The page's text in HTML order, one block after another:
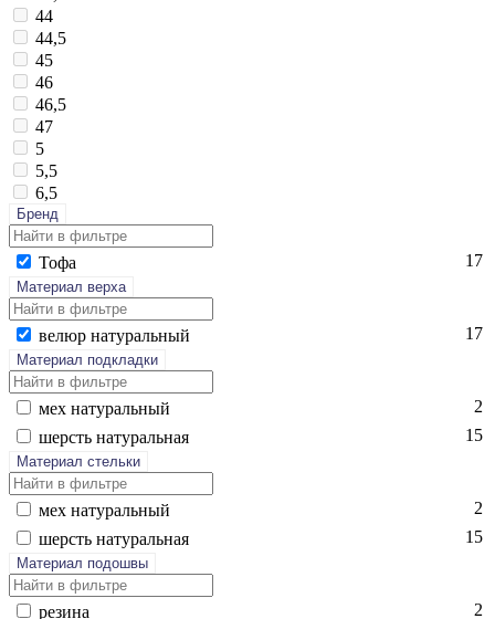
44
44,5
45
46
46,5
47
5
5,5
6,5
Бренд
То­фа 17
Материал верха
ве­люр на­тураль­ный 17
Материал подкладки
мех на­тураль­ный
2
шерсть на­тураль­ная
15
Материал стельки
мех на­тураль­ный
2
шерсть на­тураль­ная
15
Материал подошвы
ре­зина
2